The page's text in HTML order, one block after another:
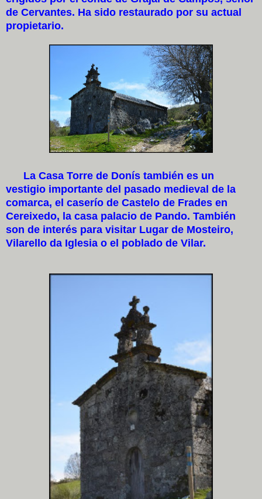
de Cervantes. Ha sido restaurado por su actual
propietario.
La Casa Torre de Donís también es un
vestigio importante del pasado medieval de la
comarca, el caserío de Castelo de Frades en
Cereixedo, la casa palacio de Pando. También
son de interés para visitar Lugar de Mosteiro,
Vilarello da Iglesia o el poblado de Vilar.